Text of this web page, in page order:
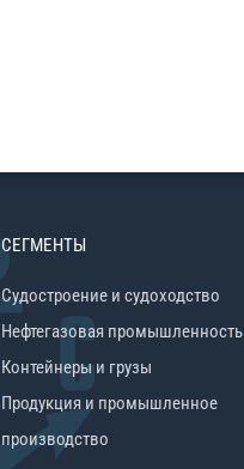
СЕГМЕНТЫ
Судостроение и судоходство
Нефтегазовая промышленность
Контейнеры и грузы
Продукция и промышленное
производство